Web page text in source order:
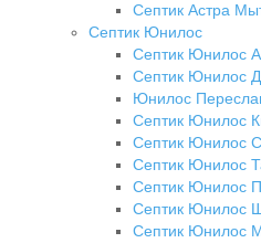
Септик Астра
Септик Юнилос
Септик Юнилос
Септик Юнилос
Юнилос
Септик Юнилос
Септик Юнилос
Септик Юнилос
Септик Юнилос
Септик Юнилос
Септик Юнилос